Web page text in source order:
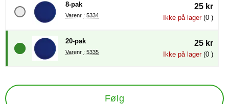
8-pak
Varenr : 5334
25 kr
Ikke på lager(0 )
20-pak
Varenr : 5335
25 kr
Ikke på lager(0 )
Følg